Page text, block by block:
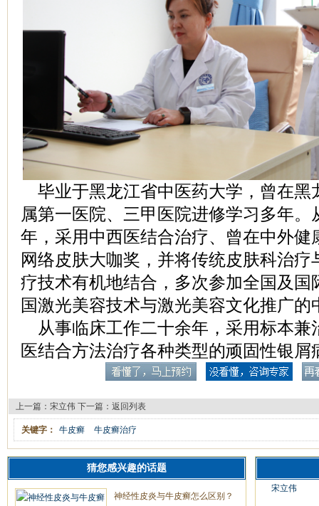
毕业于黑龙江省中医药大学，曾在黑
属第一医院、三甲医院进修学习多年。
年，采用中西医结合治疗、曾在中外健
网络皮肤大咖奖，并将传统皮肤科治疗
疗技术有机地结合，多次参加全国及国
国激光美容技术与激光美容文化推广的
从事临床工作二十余年，采用标本兼
医结合方法治疗各种类型的顽固性银屑
上一篇： 宋立伟 下一篇： 返回列表
关键字： 牛皮癣 牛皮癣治疗
猜您感兴趣的话题
神经性皮炎与牛皮癣怎么区别？
宋立伟